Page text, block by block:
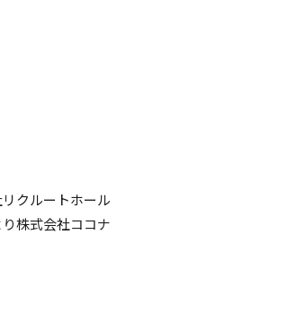
クルートホール
株式会社ココナ